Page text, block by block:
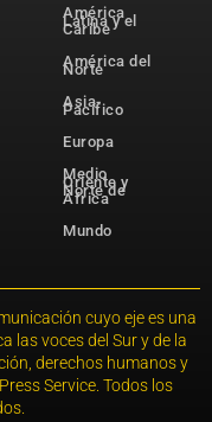
América
Latina y el
Caribe
América del
Norte
Asia-
Pacífico
Europa
Medio
Oriente y
Norte de
África
Mundo
cuyo eje es una
las voces del Sur y de la
derechos humanos y
Service. Todos los